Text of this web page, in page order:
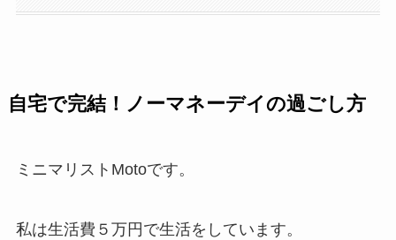
自宅で完結！ノーマネーデイの過ごし方
ミニマリストMotoです。
私は生活費５万円で生活をしています。